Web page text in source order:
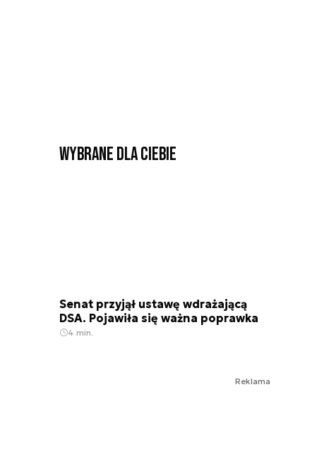
Wybrane dla Ciebie
Senat przyjął ustawę wdrażającą
DSA. Pojawiła się ważna poprawka
4 min.
Reklama